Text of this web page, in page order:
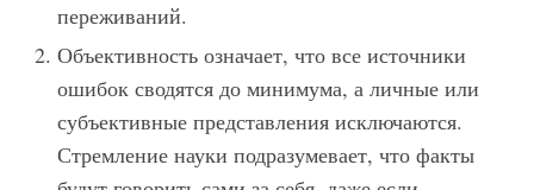
переживаний.
Объективность означает, что все источники
ошибок сводятся до минимума, а личные или
субъективные представления исключаются.
Стремление науки подразумевает, что факты